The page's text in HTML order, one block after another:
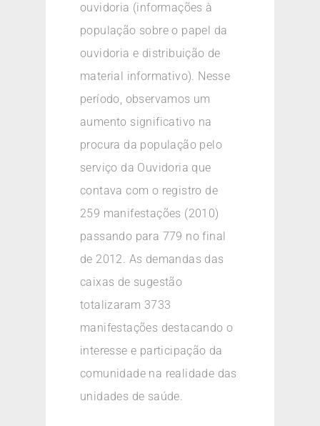
ouvidoria (informações à
população sobre o papel da
ouvidoria e distribuição de
material informativo). Nesse
período, observamos um
aumento significativo na
procura da população pelo
serviço da Ouvidoria que
contava com o registro de
259 manifestações (2010)
passando para 779 no final
de 2012. As demandas das
caixas de sugestão
totalizaram 3733
manifestações destacando o
interesse e participação da
comunidade na realidade das
unidades de saúde.